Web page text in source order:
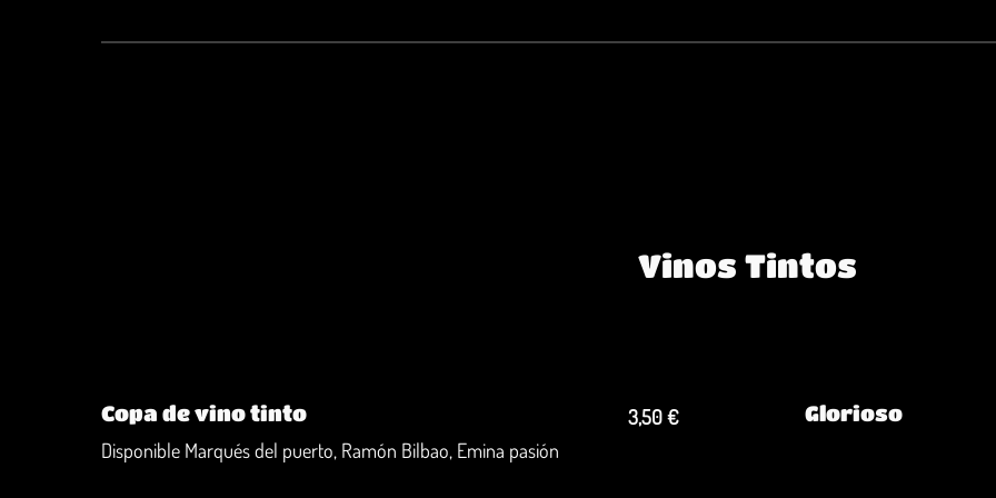
Vinos Tintos
Copa de vino tinto
Disponible Marqués del puerto, Ramón Bilbao, Emina pasión
3,50 € Glorioso